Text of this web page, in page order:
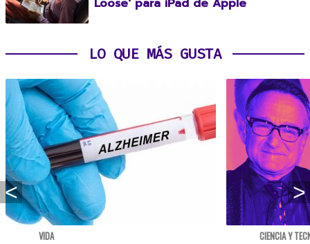
Loose' para iPad de Apple
LO QUE MÁS GUSTA
VIDA CIENCIA Y